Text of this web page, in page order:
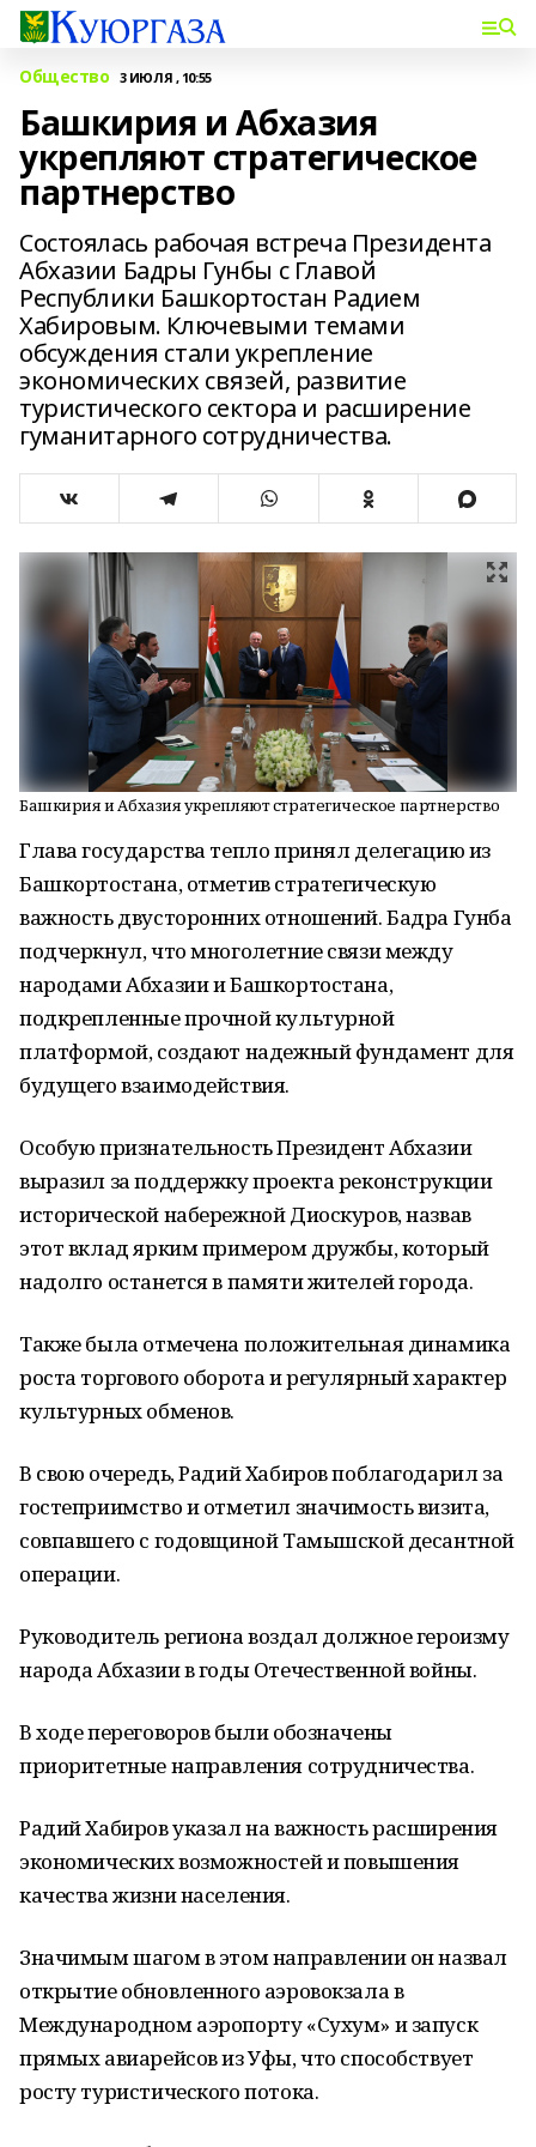
Общество 3 ИЮЛЯ , 10:55
Башкирия и Абхазия
укрепляют стратегическое
партнерство
Состоялась рабочая встреча Президента
Абхазии Бадры Гунбы с Главой
Республики Башкортостан Радием
Хабировым. Ключевыми темами
обсуждения стали укрепление
экономических связей, развитие
туристического сектора и расширение
гуманитарного сотрудничества.
Башкирия и Абхазия укрепляют стратегическое партнерство
Глава государства тепло принял делегацию из
Башкортостана, отметив стратегическую
важность двусторонних отношений. Бадра Гунба
подчеркнул, что многолетние связи между
народами Абхазии и Башкортостана,
подкрепленные прочной культурной
платформой, создают надежный фундамент для
будущего взаимодействия.
Особую признательность Президент Абхазии
выразил за поддержку проекта реконструкции
исторической набережной Диоскуров, назвав
этот вклад ярким примером дружбы, который
надолго останется в памяти жителей города.
Также была отмечена положительная динамика
роста торгового оборота и регулярный характер
культурных обменов.
В свою очередь, Радий Хабиров поблагодарил за
гостеприимство и отметил значимость визита,
совпавшего с годовщиной Тамышской десантной
операции.
Руководитель региона воздал должное героизму
народа Абхазии в годы Отечественной войны.
В ходе переговоров были обозначены
приоритетные направления сотрудничества.
Радий Хабиров указал на важность расширения
экономических возможностей и повышения
качества жизни населения.
Значимым шагом в этом направлении он назвал
открытие обновленного аэровокзала в
Международном аэропорту «Сухум» и запуск
прямых авиарейсов из Уфы, что способствует
росту туристического потока.